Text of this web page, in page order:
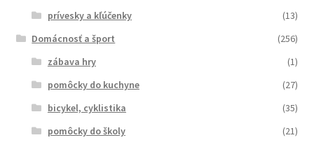
prívesky a kľúčenky
(13)
Domácnosť a šport
(256)
zábava hry
(1)
pomôcky do kuchyne
(27)
bicykel, cyklistika
(35)
pomôcky do školy
(21)